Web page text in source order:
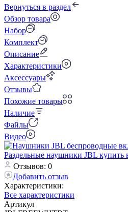
Вернуться в раздел
Обзор товара
Набор
Комплект
Описание
Характеристики
Аксессуары
Отзывы
Похожие товары
Наличие
Файлы
Видео
Отзывов: 0
Добавить отзыв
Характеристики:
Все характеристики
Артикул